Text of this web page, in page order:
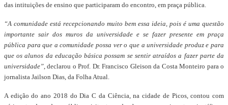
das intituições de ensino que participaram do encontro, em praça pública.
“A comunidade está recepcionando muito bem essa ideia, pois é uma questão
importante sair dos muros da universidade e se fazer presente em praça
pública para que a comunidade possa ver o que a universidade produz e para
que os alunos da educação básica possam se sentir atraídos a fazer parte da
universidade”, declarou o Prof. Dr. Francisco Gleison da Costa Monteiro para o
jornalista Jailson Dias, da Folha Atual.
A edição do ano 2018 do Dia C da Ciência, na cidade de Picos, contou com